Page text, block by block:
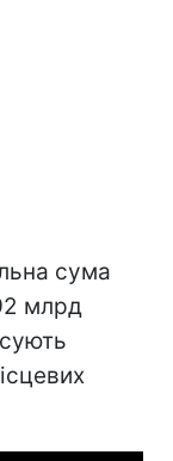
сума
млрд